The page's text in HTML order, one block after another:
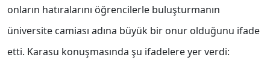
onların hatıralarını öğrencilerle buluşturmanın
üniversite camiası adına büyük bir onur olduğunu ifade
etti. Karasu konuşmasında şu ifadelere yer verdi: